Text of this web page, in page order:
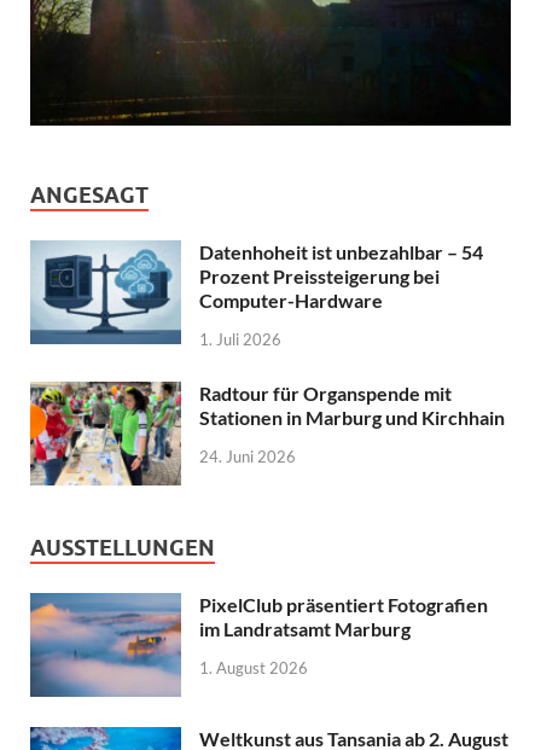
ANGESAGT
Datenhoheit ist unbezahlbar – 54
Prozent Preissteigerung bei
Computer-Hardware
1. Juli 2026
Radtour für Organspende mit
Stationen in Marburg und Kirchhain
24. Juni 2026
AUSSTELLUNGEN
PixelClub präsentiert Fotografien
im Landratsamt Marburg
1. August 2026
Weltkunst aus Tansania ab 2. August